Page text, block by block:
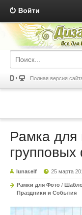
Войти
Полная версия
Рамка для
lunar.elf 25 марта
Рамки для Фото /
Праздники и События